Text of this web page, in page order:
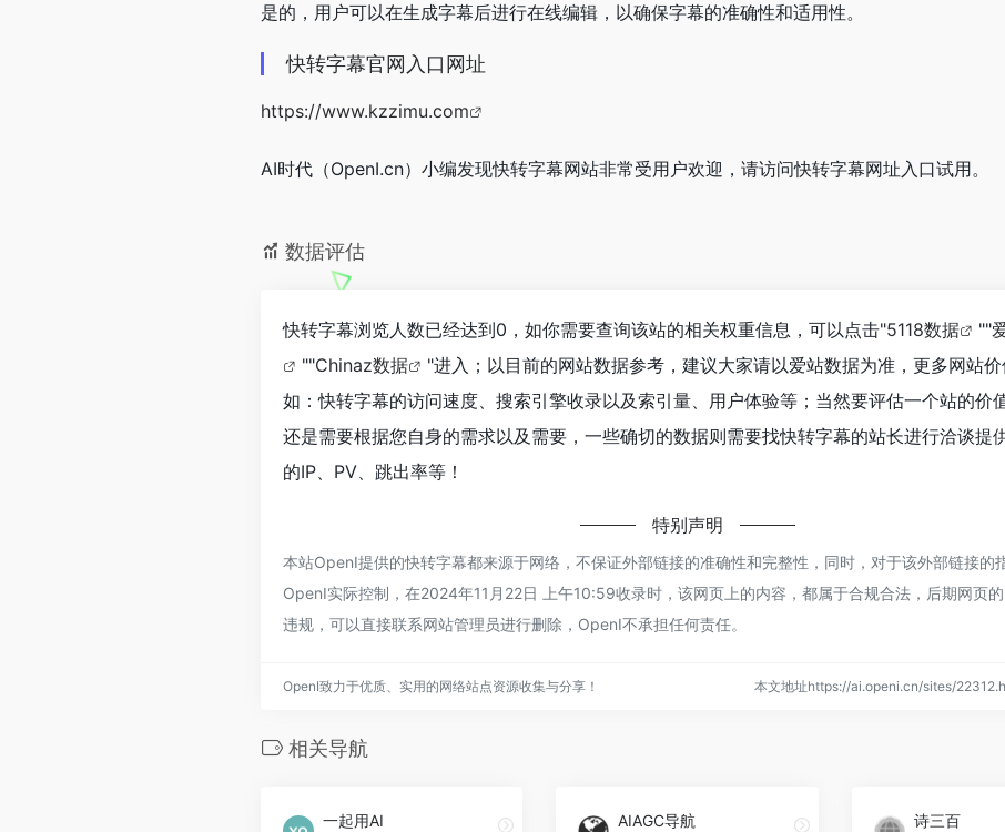
是的，用户可以在生成字幕后进行在线编辑，以确保字幕的准确性和适用性。
快转字幕官网入口网址
https://www.kzzimu.com
AI时代（OpenI.cn）小编发现快转字幕网站非常受用户欢迎，请访问快转字幕网址入口试用。
数据评估
快转字幕浏览人数已经达到0，如你需要查询该站的相关权重信息，可以点击"5118数据 ""
""Chinaz数据
"进入；以目前的网站数据参考，建议大家请以爱站数据为准，更多网站
如：快转字幕的访问速度、搜索引擎收录以及索引量、用户体验等；当然要评估一个站的价
还是需要根据您自身的需求以及需要，一些确切的数据则需要找快转字幕的站长进行洽谈提
的IP、PV、跳出率等！
特别声明
本站OpenI提供的快转字幕都来源于网络，不保证外部链接的准确性和完整性，同时，对于该外部链接的
OpenI实际控制，在2024年11月22日 上午10:59收录时，该网页上的内容，都属于合规合法，后期网页
违规，可以直接联系网站管理员进行删除，OpenI不承担任何责任。
OpenI致力于优质、实用的网络站点资源收集与分享！ 本文地址https://ai.openi.cn/sites/
相关导航
一起用AI AIAGC导航 诗三百